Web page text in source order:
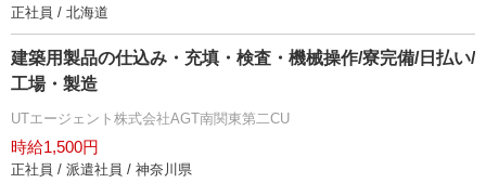
正社員 / 北海道
建築用製品の仕込み・充填・検査・機械操作/寮完備/日払い/
工場・製造
UTエージェント株式会社AGT南関東第二CU
時給1,500円
正社員 / 派遣社員 / 神奈川県